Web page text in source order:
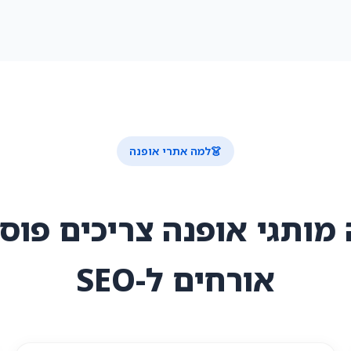
👗למה אתרי אופנה
אופנה צריכים
אורחים ל-SEO